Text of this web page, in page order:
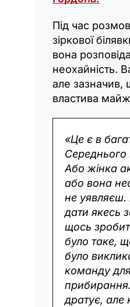
Під час
зіркової
вона
неохайність.
але зазначив,
властива
«Це є в
Середнього
Або жінка
або вона
не уявляєш.
дати якесь
щось
було таке,
було
команду
дратує, але